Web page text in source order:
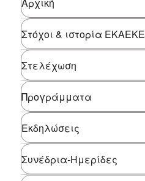
Στόχοι & ιστορία ΕΚΑΕΚΕ
Στελέχωση
Προγράμματα
Εκδηλώσεις
Συνέδρια-Ημερίδες